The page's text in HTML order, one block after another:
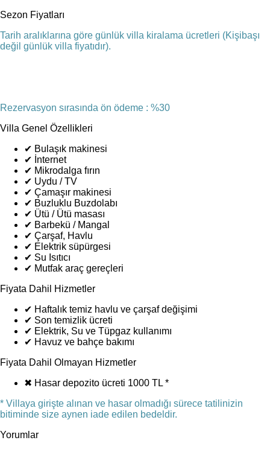
Sezon Fiyatları
Tarih aralıklarına göre günlük villa kiralama ücretleri (Kişibaşı
değil günlük villa fiyatıdır).
Rezervasyon sırasında ön ödeme : %30
Villa Genel Özellikleri
✔ Bulaşık makinesi
✔ İnternet
✔ Mikrodalga fırın
✔ Uydu / TV
✔ Çamaşır makinesi
✔ Buzluklu Buzdolabı
✔ Ütü / Ütü masası
✔ Barbekü / Mangal
✔ Çarşaf, Havlu
✔ Elektrik süpürgesi
✔ Su Isıtıcı
✔ Mutfak araç gereçleri
Fiyata Dahil Hizmetler
✔ Haftalık temiz havlu ve çarşaf değişimi
✔ Son temizlik ücreti
✔ Elektrik, Su ve Tüpgaz kullanımı
✔ Havuz ve bahçe bakımı
Fiyata Dahil Olmayan Hizmetler
✖ Hasar depozito ücreti 1000 TL *
* Villaya girişte alınan ve hasar olmadığı sürece tatilinizin
bitiminde size aynen iade edilen bedeldir.
Yorumlar